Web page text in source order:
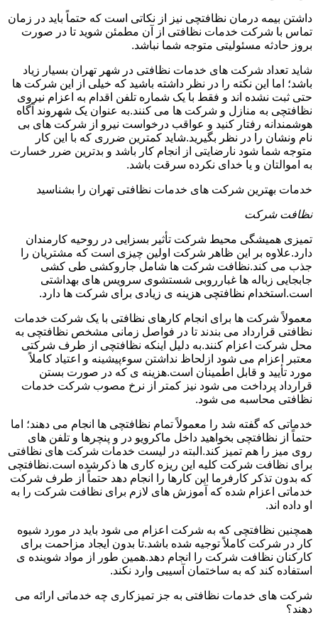
داشتن بیمه درمان نظافتچی نیز از نکاتی است که حتماً باید در زمان
تماس با شرکت خدمات نظافتی از آن مطمئن شوید تا در صورت
بروز حادثه مسئولیتی متوجه شما نباشد.
شاید تعداد شرکت های خدمات نظافتی در شهر تهران بسیار زیاد
باشد؛ اما این نکته را در نظر داشته باشید که خیلی از این شرکت ها
حتی ثبت نشده اند و فقط با یک شماره تلفن اقدام به اعزام نیروی
نظافتچی به منازل و شرکت ها می کنند.به عنوان یک شهروند آگاه
هوشمندانه رفتار کنید و عواقب درخواست نیرو از شرکت های بی
نام ونشان را در نظر بگیرید.شاید کمترین ضرری که با این کار
متوجه شما شود نارضایتی از انجام کار باشد و بدترین ضرر خسارت
به اموالتان و یا خدای نکرده سرقت باشد.
خدمات بهترین شرکت های خدمات نظافتی تهران را بشناسید
نظافت شرکت
تمیزی همیشگی محیط شرکت تأثیر بسزایی در روحیه کارمندان
دارد.علاوه بر این ظاهر شرکت اولین چیزی است که مشتریان را
جذب می کند.نظافت شرکت ها شامل جاروکشی طی کشی
جابجایی زباله ها غبارروبی شستشوی سرویس های بهداشتی
است.استخدام نظافتچی هزینه ی زیادی برای شرکت ها دارد.
معمولاً شرکت ها برای انجام کارهای نظافتی با یک شرکت خدمات
نظافتی قرارداد می بندند تا در فواصل زمانی مشخص نظافتچی به
محل شرکت اعزام کنند.به دلیل اینکه نظافتچی از طرف شرکتی
معتبر اعزام می شود ازلحاظ نداشتن سوءپیشینه و اعتیاد کاملاً
مورد تأیید و قابل اطمینان است.هزینه ی که در صورت بستن
قرارداد پرداخت می شود نیز کمتر از نرخ مصوب شرکت خدمات
نظافتی محاسبه می شود.
خدماتی که گفته شد را معمولاً تمام نظافتچی ها انجام می دهند؛ اما
حتماً از نظافتچی بخواهید داخل ماکرویو در و پنچرها و تلفن های
روی میز را هم تمیز کند.البته در لیست خدمات شرکت های نظافتی
برای نظافت شرکت کلیه این ریزه کاری ها ذکرشده است.نظافتچی
که بدون تذکر کارفرما این کارها را انجام دهد حتماً از طرف شرکت
خدماتی اعزام شده که آموزش های لازم برای نظافت شرکت را به
او داده اند.
همچنین نظافتچی که به شرکت اعزام می شود باید در مورد شیوه
کار در شرکت کاملاً توجیه شده باشد.تا بدون ایجاد مزاحمت برای
کارکنان نظافت شرکت را انجام دهد.همین طور از مواد شوینده ی
استفاده کند که به ساختمان آسیبی وارد نکند.
شرکت های خدمات نظافتی به جز تمیزکاری چه خدماتی ارائه می
دهند؟